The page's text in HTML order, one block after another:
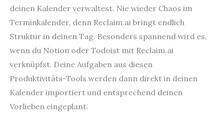
deinen Kalender verwaltest. Nie wieder Chaos im
Terminkalender, denn Reclaim.ai bringt endlich
Struktur in deinen Tag. Besonders spannend wird es,
wenn du Notion oder Todoist mit Reclaim.ai
verknüpfst. Deine Aufgaben aus diesen
Produktivitäts-Tools werden dann direkt in deinen
Kalender importiert und entsprechend deinen
Vorlieben eingeplant.